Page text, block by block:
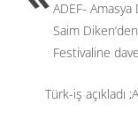
o
k
n
ADEF-
Saim
Festivaline
Türk-iş açıkladı